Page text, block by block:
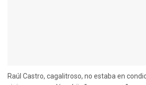
Raúl Castro, cagalitroso, no estaba en